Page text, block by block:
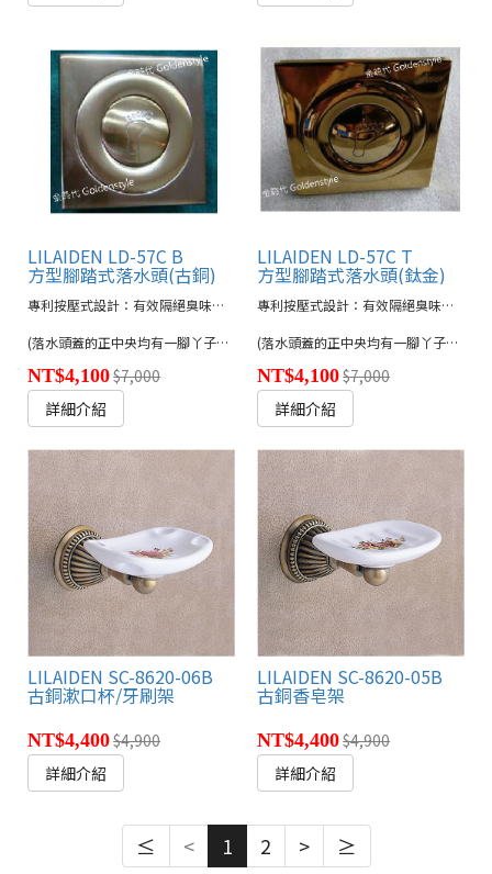
LILAIDEN LD-57C B
方型腳踏式落水頭(古銅)
專利按壓式設計：有效隔絕臭味回流及蚊蠅蟑螂
(落水頭蓋的正中央均有一腳丫子圖形，該圖形亦可取消，有需求者請於訂購時特別註明。)
NT$4,100$7,000
詳細介紹
LILAIDEN LD-57C T
方型腳踏式落水頭(鈦金)
專利按壓式設計：有效隔絕臭味回流及蚊蠅蟑螂
(落水頭蓋的正中央均有一腳丫子圖形，該圖形亦可取消，有需求者請於訂購時特別註明。)
NT$4,100$7,000
詳細介紹
LILAIDEN SC-8620-06B
古銅漱口杯/牙刷架
NT$4,400$4,900
詳細介紹
LILAIDEN SC-8620-05B
古銅香皂架
NT$4,400$4,900
詳細介紹
≤ < 1 2 > ≥